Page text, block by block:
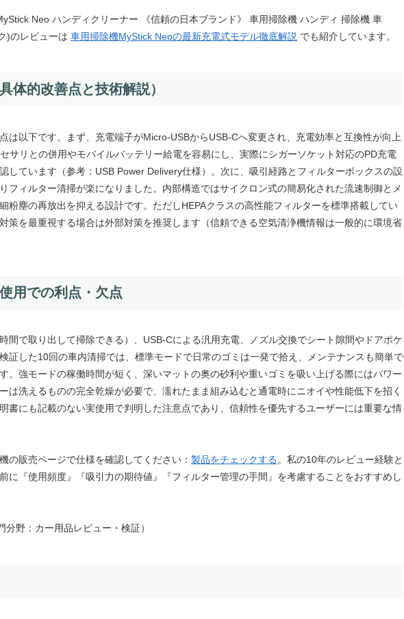
Neo ハンディクリーナー 《信頼の日本ブランド》 車用掃除機 ハンディ 掃除機 車
)のレビューは 車用掃除機MyStick Neoの最新充電式モデル徹底解説 でも紹介しています。
体的改善点と技術解説）
は以下です。まず、充電端子がMicro-USBからUSB-Cへ変更され、充電効率と互換性が向上
サリとの併用やモバイルバッテリー給電を容易にし、実際にシガーソケット対応のPD充電
しています（参考：USB Power Delivery仕様）。次に、吸引経路とフィルターボックスの設
フィルター清掃が楽になりました。内部構造ではサイクロン式の簡易化された流速制御とメ
粉塵の再放出を抑える設計です。ただしHEPAクラスの高性能フィルターを標準搭載してい
策を最重視する場合は外部対策を推奨します（信頼できる空気清浄機情報は一般的に環境省
用での利点・欠点
間で取り出して掃除できる）、USB-Cによる汎用充電、ノズル交換でシート隙間やドアポケ
証した10回の車内清掃では、標準モードで日常のゴミは一発で拾え、メンテナンスも簡単で
。強モードの稼働時間が短く、深いマットの奥の砂利や重いゴミを吸い上げる際にはパワー
は洗えるものの完全乾燥が必要で、濡れたまま組み込むと通電時にニオイや性能低下を招く
書にも記載のない実使用で判明した注意点であり、信頼性を優先するユーザーには重要な情
の販売ページで仕様を確認してください： 製品をチェックする。私の10年のレビュー経験と
に『使用頻度』『吸引力の期待値』『フィルター管理の手間』を考慮することをおすすめし
分野：カー用品レビュー・検証）